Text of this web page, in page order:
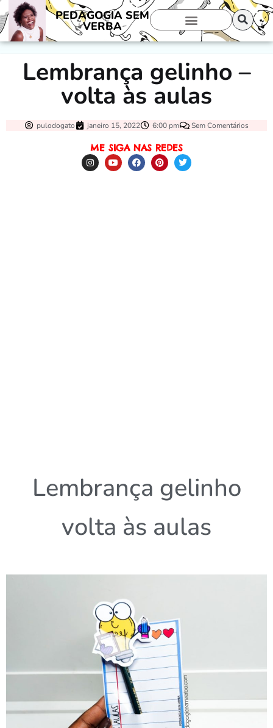
PEDAGOGIA SEM
VERBA
Lembrança gelinho –
volta às aulas
pulodogato janeiro 15, 2022 6:00 pm Sem Comentários
ME SIGA NAS REDES
Lembrança gelinho
volta às aulas